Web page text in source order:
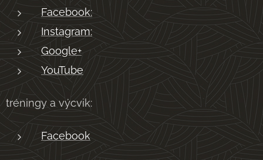
Facebook:
Instagram:
Google+
YouTube
tréningy a výcvik:
Facebook